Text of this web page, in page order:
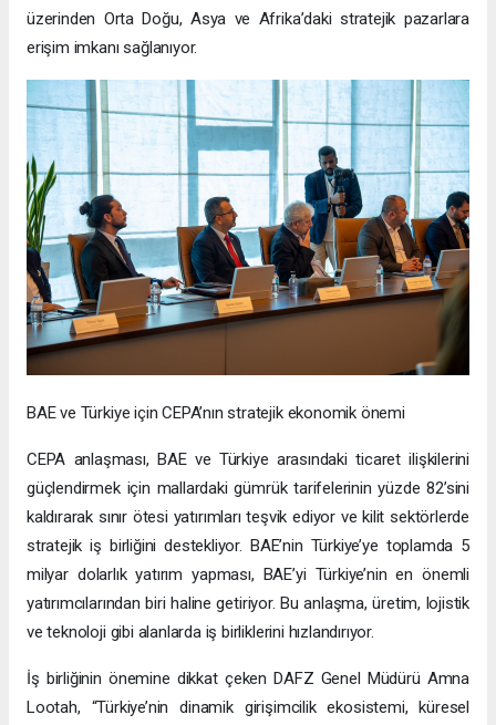
üzerinden Orta Doğu, Asya ve Afrika’daki stratejik pazarlara
erişim imkanı sağlanıyor.
BAE ve Türkiye için CEPA’nın stratejik ekonomik önemi
CEPA anlaşması, BAE ve Türkiye arasındaki ticaret ilişkilerini
güçlendirmek için mallardaki gümrük tarifelerinin yüzde 82’sini
kaldırarak sınır ötesi yatırımları teşvik ediyor ve kilit sektörlerde
stratejik iş birliğini destekliyor. BAE’nin Türkiye’ye toplamda 5
milyar dolarlık yatırım yapması, BAE’yi Türkiye’nin en önemli
yatırımcılarından biri haline getiriyor. Bu anlaşma, üretim, lojistik
ve teknoloji gibi alanlarda iş birliklerini hızlandırıyor.
İş birliğinin önemine dikkat çeken DAFZ Genel Müdürü Amna
Lootah, “Türkiye’nin dinamik girişimcilik ekosistemi, küresel